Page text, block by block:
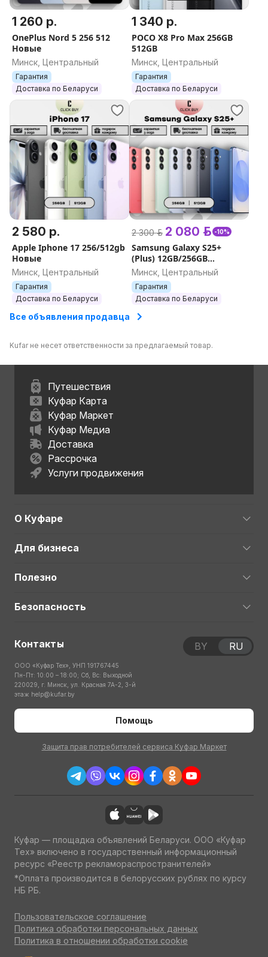
1 260 р.
OnePlus Nord 5 256 512
Новые
Минск, Центральный
Гарантия
Доставка по Беларуси
1 340 р.
POCO X8 Pro Max 256GB
512GB
Минск, Центральный
Гарантия
Доставка по Беларуси
2 580 р.
Apple Iphone 17 256/512gb
Новые
Минск, Центральный
Гарантия
Доставка по Беларуси
2 300 р. 2 080 р. -10%
Samsung Galaxy S25+
(Plus) 12GB/256GB
12GB/512GB
Минск, Центральный
Гарантия
Доставка по Беларуси
Все объявления продавца
Kufar не несет ответственности за предлагаемый товар.
Путешествия
Куфар Карта
Куфар Маркет
Куфар Медиа
Доставка
Рассрочка
Услуги продвижения
О Куфаре
Для бизнеса
Полезно
Безопасность
Контакты
ООО «Куфар Тех», УНП 191767445
Пн-Пт: 10:00 – 18:00; Сб, Вс: Выходной
220029, г. Минск, ул. Красная 7А-2, 3-й
этаж help@kufar.by
Помощь
Защита прав потребителей сервиса Куфар Маркет
BY RU
Куфар — площадка объявлений Беларуси. ООО «Куфар
Тех» включено в государственный информационный
ресурс «Реестр рекламораспространителей»
*Оплата производится в белорусских рублях по курсу
НБ РБ.
Пользовательское соглашение
Политика обработки персональных данных
Политика в отношении обработки cookie